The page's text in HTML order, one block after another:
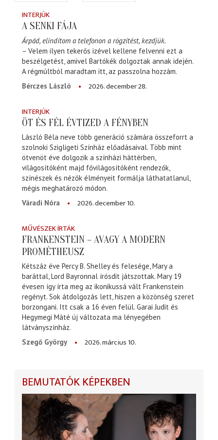
INTERJÚK
A SENKI FÁJA
Árpád, elindítom a telefonon a rögzítést, kezdjük.
– Velem ilyen tekerős izével kellene felvenni ezt a
beszélgetést, amivel Bartókék dolgoztak annak idején.
A régmúltból maradtam itt, az passzolna hozzám.
Bérczes László
2026. december 28.
INTERJÚK
ÖT ÉS FÉL ÉVTIZED A FÉNYBEN
László Béla neve több generáció számára összeforrt a
szolnoki Szigligeti Színház előadásaival. Több mint
ötvenöt éve dolgozik a színházi háttérben,
világosítóként majd fővilágosítóként rendezők,
színészek és nézők élményeit formálja láthatatlanul,
mégis meghatározó módon.
Váradi Nóra
2026. december 10.
MŰVÉSZEK ÍRTÁK
FRANKENSTEIN – AVAGY A MODERN
PROMÉTHEUSZ
Kétszáz éve Percy B. Shelley és felesége, Mary a
baráttal, Lord Bayronnal írósdit játszottak. Mary 19
évesen így írta meg az ikonikussá vált Frankenstein
regényt. Sok átdolgozás lett, hiszen a közönség szeret
borzongani. Itt csak a 16 éven felül. Garai Judit és
Hegymegi Máté új változata ma lényegében
látványszínház.
Szegő György
2026. március 10.
BEMUTATÓK KÉPEKBEN